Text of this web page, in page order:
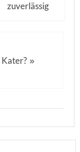
zuverlässig
Kater? »